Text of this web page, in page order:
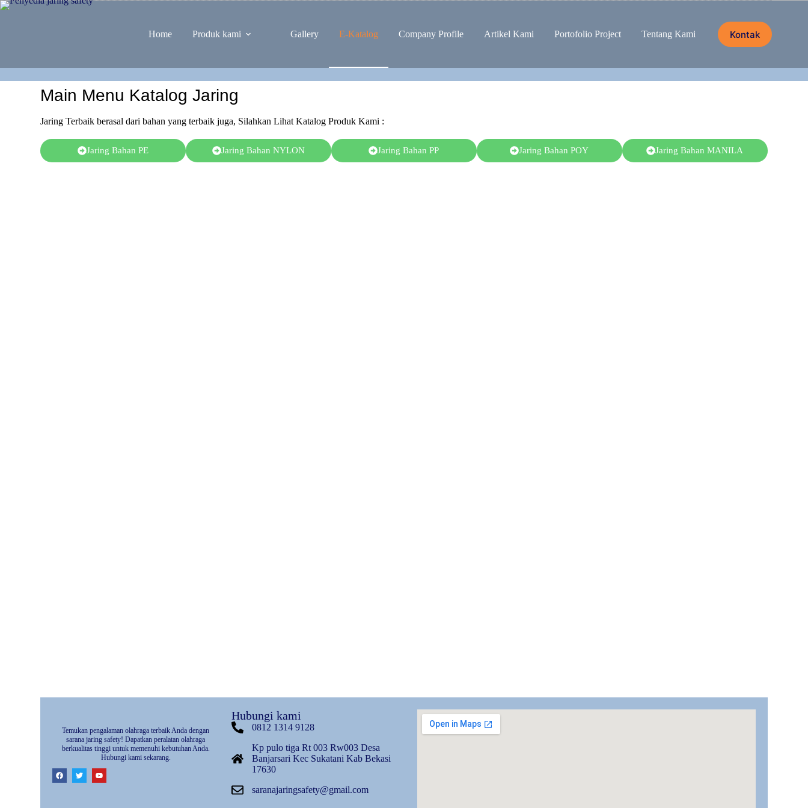
Home Produk kami Gallery E-Katalog Company Profile Artikel Kami Portofolio Project Tentang Kami Kontak
Main Menu Katalog Jaring
Jaring Terbaik berasal dari bahan yang terbaik juga, Silahkan Lihat Katalog Produk Kami :
Jaring Bahan PE Jaring Bahan NYLON Jaring Bahan PP Jaring Bahan POY Jaring Bahan MANILA
Temukan pengalaman olahraga terbaik Anda dengan
sarana jaring safety! Dapatkan peralatan olahraga
berkualitas tinggi untuk memenuhi kebutuhan Anda.
Hubungi kami sekarang.
Hubungi kami
0812 1314 9128
Kp pulo tiga Rt 003 Rw003 Desa
Banjarsari Kec Sukatani Kab Bekasi
17630
saranajaringsafety@gmail.com